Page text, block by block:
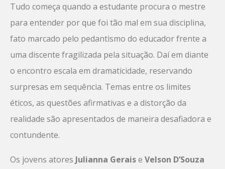
Tudo começa quando a estudante procura o mestre
para entender por que foi tão mal em sua disciplina,
fato marcado pelo pedantismo do educador frente a
uma discente fragilizada pela situação. Daí em diante
o encontro escala em dramaticidade, reservando
surpresas em sequência. Temas entre os limites
éticos, as questões afirmativas e a distorção da
realidade são apresentados de maneira desafiadora e
contundente.
Os jovens atores Julianna Geraise Velson D’Souza